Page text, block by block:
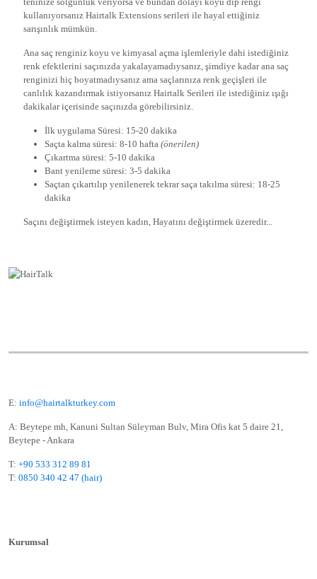
kullanıyorsanız Hairtalk Extensions serileri ile hayal ettiğiniz
sarışınlık mümkün.
Ana saç renginiz koyu ve kimyasal açma işlemleriyle dahi istediğiniz
renk efektlerini saçınızda yakalayamadıysanız, şimdiye kadar ana saç
renginizi hiç boyatmadıysanız ama saçlarınıza renk geçişleri ile
canlılık kazandırmak istiyorsanız Hairtalk Serileri ile istediğiniz ışığı
dakikalar içerisinde saçınızda görebilirsiniz.
İlk uygulama Süresi: 15-20 dakika
Saçta kalma süresi: 8-10 hafta (önerilen)
Çıkartma süresi: 5-10 dakika
Bant yenileme süresi: 3-5 dakika
Saçtan çıkartılıp yenilenerek tekrar saça takılma süresi: 18-25
dakika
Saçını değiştirmek isteyen kadın, Hayatını değiştirmek üzeredir...
E: info@hairtalkturkey.com
A: Beytepe mh, Kanuni Sultan Süleyman Bulv, Mira Ofis kat 5 daire 21,
Beytepe - Ankara
T: +90 533 312 89 81
T: 0850 340 42 47 (hair)
Kurumsal